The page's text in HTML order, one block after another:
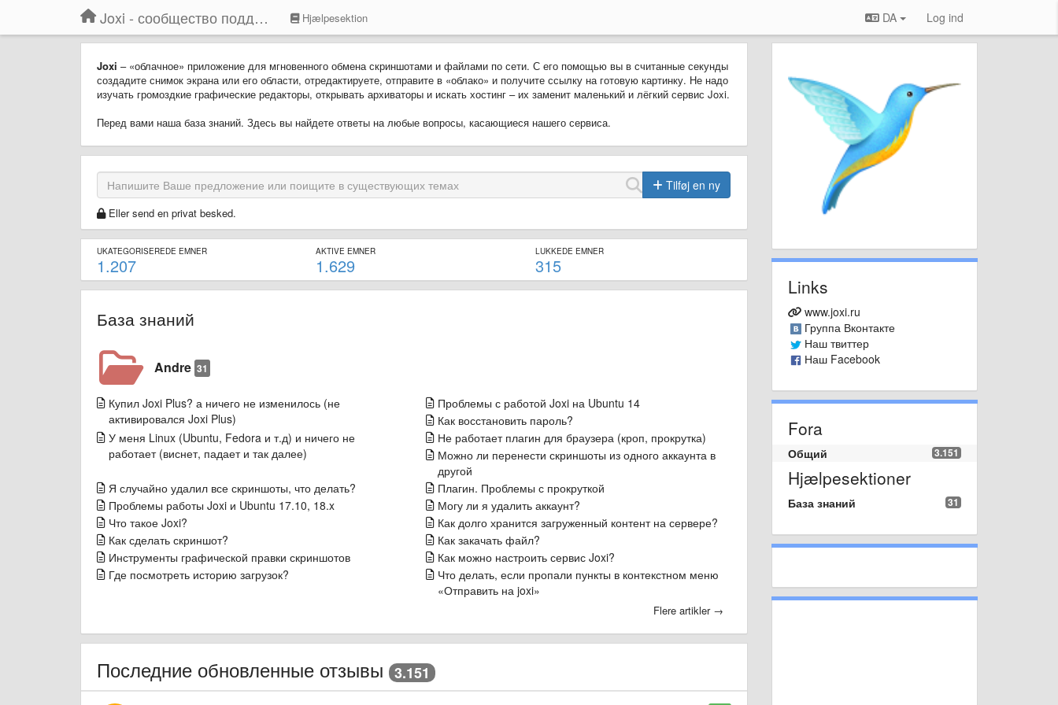
Joxi - сообщество поддержки Hjælpesektion DA Log ind
Joxi – «облачное» приложение для мгновенного обмена скриншотами и файлами по сети. С его помощью вы в считанные секунды
создадите снимок экрана или его области, отредактируете, отправите в «облако» и получите ссылку на готовую картинку. Не надо
изучать громоздкие графические редакторы, открывать архиваторы и искать хостинг – их заменит маленький и лёгкий сервис Joxi.
Перед вами наша база знаний. Здесь вы найдете ответы на любые вопросы, касающиеся нашего сервиса.
Tilføj en ny
Eller send en privat besked.
UKATEGORISEREDE EMNER
1.207
AKTIVE EMNER
1.629
LUKKEDE EMNER
315
База знаний
Andre 31
Купил Joxi Plus? а ничего не изменилось (не
активировался Joxi Plus)
Проблемы с работой Joxi на Ubuntu 14
Как восстановить пароль?
У меня Linux (Ubuntu, Fedora и т.д) и ничего не
работает (виснет, падает и так далее)
Не работает плагин для браузера (кроп, прокрутка)
Можно ли перенести скриншоты из одного аккаунта в
другой
Я случайно удалил все скриншоты, что делать?
Плагин. Проблемы с прокруткой
Проблемы работы Joxi и Ubuntu 17.10, 18.x
Могу ли я удалить аккаунт?
Что такое Joxi?
Как долго хранится загруженный контент на сервере?
Как сделать скриншот?
Как закачать файл?
Инструменты графической правки скриншотов
Как можно настроить сервис Joxi?
Где посмотреть историю загрузок?
Что делать, если пропали пункты в контекстном меню
«Отправить на joxi»
Flere artikler →
Последние обновленные отзывы 3.151
Links
www.joxi.ru
Группа Вконтакте
Наш твиттер
Наш Facebook
Fora
3.151
Общий
Hjælpesektioner
31
База знаний